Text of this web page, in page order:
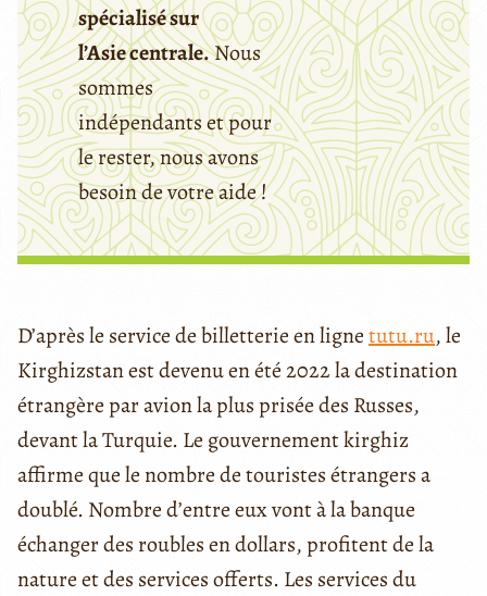
spécialisé sur
l’Asie centrale.Nous
sommes
indépendants et pour
le rester, nous avons
besoin de votre aide !
D’après le service de billetterie en lignetutu.ru, le
Kirghizstan est devenu en été 2022 la destination
étrangère par avion la plus prisée des Russes,
devant la Turquie. Le gouvernement kirghiz
affirme que le nombre de touristes étrangers a
doublé. Nombre d’entre eux vont à la banque
échanger des roubles en dollars, profitent de la
nature et des services offerts. Les services du